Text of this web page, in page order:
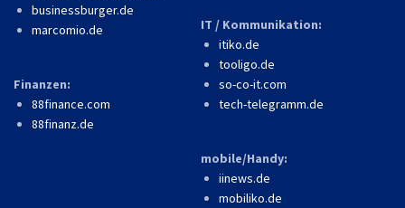
businessburger.de
marcomio.de
Finanzen:
88finance.com
88finanz.de
IT / Kommunikation:
itiko.de
tooligo.de
so-co-it.com
tech-telegramm.de
mobile/Handy:
iinews.de
mobiliko.de